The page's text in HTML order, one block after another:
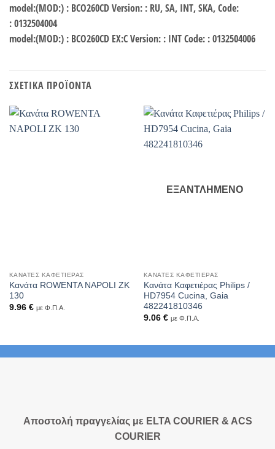
model:(MOD:) : BCO260CD Version: : RU, SA, INT, SKA, Code:
: 0132504004
model:(MOD:) : BCO260CD EX:C Version: : INT Code: : 0132504006
ΣΧΕΤΙΚΆ ΠΡΟΪΌΝΤΑ
ΚΑΝΆΤΕΣ ΚΑΦΕΤΙΈΡΑΣ
Κανάτα ROWENTA NAPOLI ZK
130
9.96 € με Φ.Π.Α.
ΕΞΑΝΤΛΗΜΈΝΟ
ΚΑΝΆΤΕΣ ΚΑΦΕΤΙΈΡΑΣ
Κανάτα Καφετιέρας Philips /
HD7954 Cucina, Gaia
482241810346
9.06 € με Φ.Π.Α.
Αποστολή πραγγελίας με ELTA COURIER & ACS
COURIER